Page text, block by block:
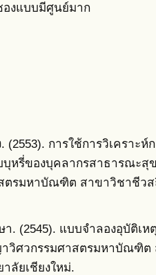
งแบบมีศูนย์มาก
(2553). การใช้การวิเคราะ
หรี่ของบุคลากรสาธารณะสุ
ตรมหาบัณฑิต สาขาวิชาชีว
า. (2545). แบบจำลองอุบัติเ
วิศวกรรมศาสตรมหาบัณฑิ
ลัยเชียงใหม่.